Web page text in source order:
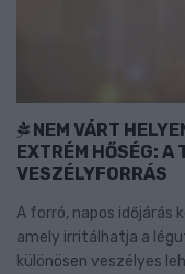
NEM VÁRT
EXTRÉM HŐSÉG:
VESZÉLYFORRÁS
A forró, napos időjárás
amely irritálhatja a
különösen veszélyes